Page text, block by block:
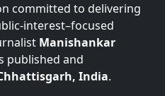
committed to delivering
interest–focused
Manishankar
published and
India.